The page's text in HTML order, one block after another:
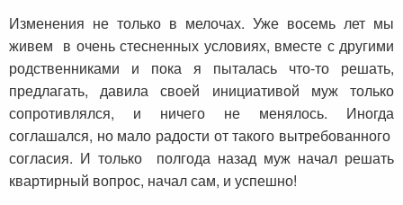
Изменения не только в мелочах. Уже восемь лет мы
живем в очень стесненных условиях, вместе с другими
родственниками и пока я пыталась что-то решать,
предлагать, давила своей инициативой муж только
сопротивлялся, и ничего не менялось. Иногда
соглашался, но мало радости от такого вытребованного
согласия. И только полгода назад муж начал решать
квартирный вопрос, начал сам, и успешно!